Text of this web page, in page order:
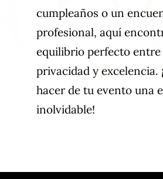
cumpleaños o un
profesional, aquí
equilibrio perfecto entre
privacidad y excelencia.
hacer de tu evento una
inolvidable!